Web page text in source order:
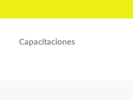
Capacitaciones